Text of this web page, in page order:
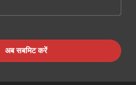
अब सबमिट करें